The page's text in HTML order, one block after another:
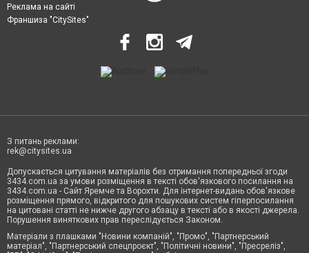
Реклама на сайті
Франшиза "CitySites"
З питань реклами:
rek@citysites.ua
Допускається цитування матеріалів без отримання попередньої згоди
3434.com.ua за умови розміщення в тексті обов'язкового посилання на
3434.com.ua - Сайт Яремче та Ворохти. Для інтернет-видань обов'язкове
розміщення прямого, відкритого для пошукових систем гіперпосилання
на цитовані статті не нижче другого абзацу в тексті або в якості джерела.
Порушення виняткових прав переслідується Законом.
Матеріали з плашками "Новини компаній", "Промо", "Партнерський
матеріал", "Партнерський спецпроєкт", "Політичні новини", "Пресреліз",